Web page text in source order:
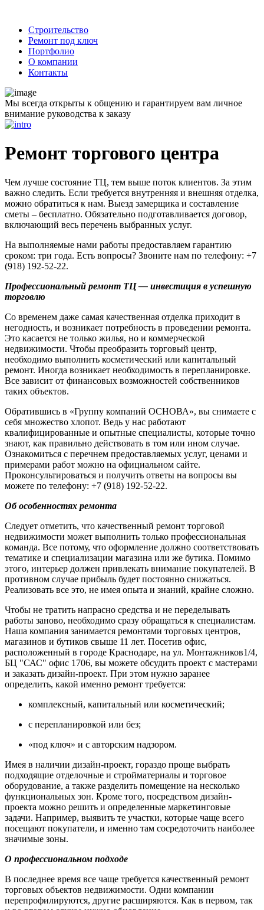
Строительство
Ремонт под ключ
Портфолио
О компании
Контакты
Мы всегда открыты к общению и гарантируем вам личное
внимание руководства к заказу
Ремонт торгового центра
Чем лучше состояние ТЦ, тем выше поток клиентов. За этим
важно следить. Если требуется внутренняя и внешняя отделка,
можно обратиться к нам. Выезд замерщика и составление
сметы – бесплатно. Обязательно подготавливается договор,
включающий весь перечень выбранных услуг.
На выполняемые нами работы предоставляем гарантию
сроком: три года. Есть вопросы? Звоните нам по телефону: +7
(918) 192-52-22.
Профессиональный ремонт ТЦ — инвестиция в успешную
торговлю
Со временем даже самая качественная отделка приходит в
негодность, и возникает потребность в проведении ремонта.
Это касается не только жилья, но и коммерческой
недвижимости. Чтобы преобразить торговый центр,
необходимо выполнить косметический или капитальный
ремонт. Иногда возникает необходимость в перепланировке.
Все зависит от финансовых возможностей собственников
таких объектов.
Обратившись в «Группу компаний ОСНОВА», вы снимаете с
себя множество хлопот. Ведь у нас работают
квалифицированные и опытные специалисты, которые точно
знают, как правильно действовать в том или ином случае.
Ознакомиться с перечнем предоставляемых услуг, ценами и
примерами работ можно на официальном сайте.
Проконсультироваться и получить ответы на вопросы вы
можете по телефону: +7 (918) 192-52-22.
Об особенностях ремонта
Следует отметить, что качественный ремонт торговой
недвижимости может выполнить только профессиональная
команда. Все потому, что оформление должно соответствовать
тематике и специализации магазина или же бутика. Помимо
этого, интерьер должен привлекать внимание покупателей. В
противном случае прибыль будет постоянно снижаться.
Реализовать все это, не имея опыта и знаний, крайне сложно.
Чтобы не тратить напрасно средства и не переделывать
работы заново, необходимо сразу обращаться к специалистам.
Наша компания занимается ремонтами торговых центров,
магазинов и бутиков свыше 11 лет. Посетив офис,
расположенный в городе Краснодаре, на ул. Монтажников1/4,
БЦ "САС" офис 1706, вы можете обсудить проект с мастерами
и заказать дизайн-проект. При этом нужно заранее
определить, какой именно ремонт требуется:
комплексный, капитальный или косметический;
с перепланировкой или без;
«под ключ» и с авторским надзором.
Имея в наличии дизайн-проект, гораздо проще выбрать
подходящие отделочные и стройматериалы и торговое
оборудование, а также разделить помещение на несколько
функциональных зон. Кроме того, посредством дизайн-
проекта можно решить и определенные маркетинговые
задачи. Например, выявить те участки, которые чаще всего
посещают покупатели, и именно там сосредоточить наиболее
значимые зоны.
О профессиональном подходе
В последнее время все чаще требуется качественный ремонт
торговых объектов недвижимости. Одни компании
перепрофилируются, другие расширяются. Как в первом, так